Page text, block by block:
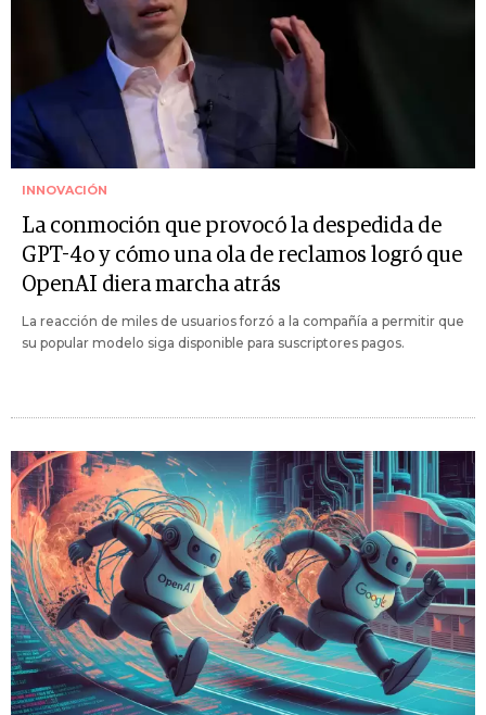
INNOVACIÓN
La conmoción que provocó la despedida de
GPT-4o y cómo una ola de reclamos logró que
OpenAI diera marcha atrás
La reacción de miles de usuarios forzó a la compañía a permitir que
su popular modelo siga disponible para suscriptores pagos.